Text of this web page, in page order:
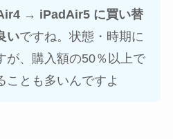
→ iPadAir5 に買い替
いですね。状態・時期に
が、購入額の50％以上で
ことも多いんですよ